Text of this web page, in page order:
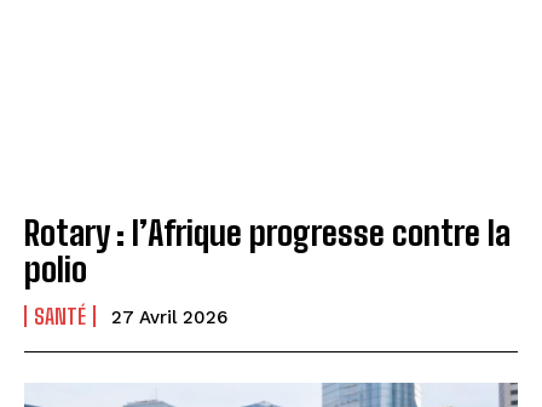
Rotary : l’Afrique progresse contre la
polio
SANTÉ 27 Avril 2026